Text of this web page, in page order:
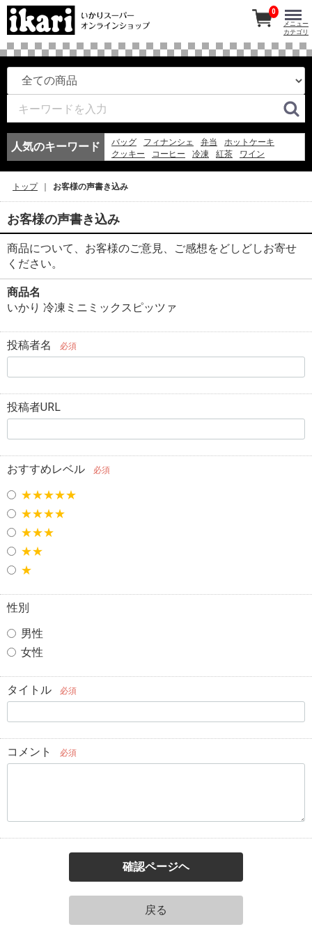
人気のキーワード バッグ フィナンシェ 弁当
ホットケーキ
クッキー
コーヒー 冷凍 紅茶
ワイン
ゼリー
0
メニュー
カテゴリ
トップ お客様の声書き込み
お客様の声書き込み
商品について、お客様のご意見、ご感想をどしどしお寄せ
ください。
商品名
いかり 冷凍ミニミックスピッツァ
投稿者名 必須
投稿者URL
おすすめレベル 必須
★★★★★
★★★★
★★★
★★
★
性別
男性
女性
タイトル 必須
コメント 必須
確認ページヘ
戻る